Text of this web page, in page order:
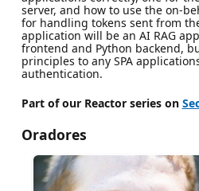
server, and how to use the on-
for handling tokens sent from
application will be an AI RAG
frontend and Python backend,
principles to any SPA
authentication.
Part of our Reactor series on
Oradores